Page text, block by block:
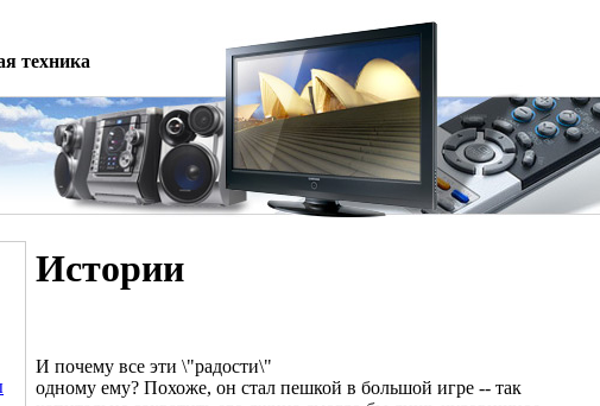
техника
Истории
И почему все эти \"радости\"
одному ему? Похоже, он стал пешкой в большой игре -- так